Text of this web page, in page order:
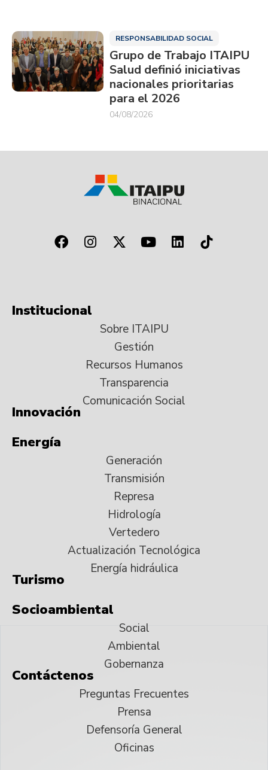
RESPONSABILIDAD SOCIAL
Grupo de Trabajo ITAIPU
Salud definió iniciativas
nacionales prioritarias
para el 2026
04/08/2026
Institucional
Sobre ITAIPU
Gestión
Recursos Humanos
Transparencia
Comunicación Social
Innovación
Energía
Generación
Transmisión
Represa
Hidrología
Vertedero
Actualización Tecnológica
Energía hidráulica
Turismo
Socioambiental
Social
Ambiental
Gobernanza
Contáctenos
Preguntas Frecuentes
Prensa
Defensoría General
Oficinas